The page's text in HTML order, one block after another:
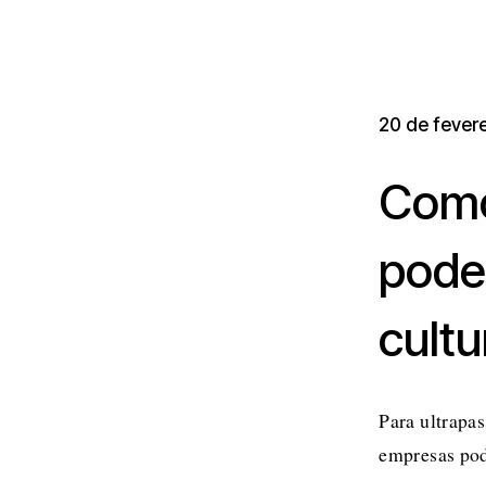
20 de
Para
empresas